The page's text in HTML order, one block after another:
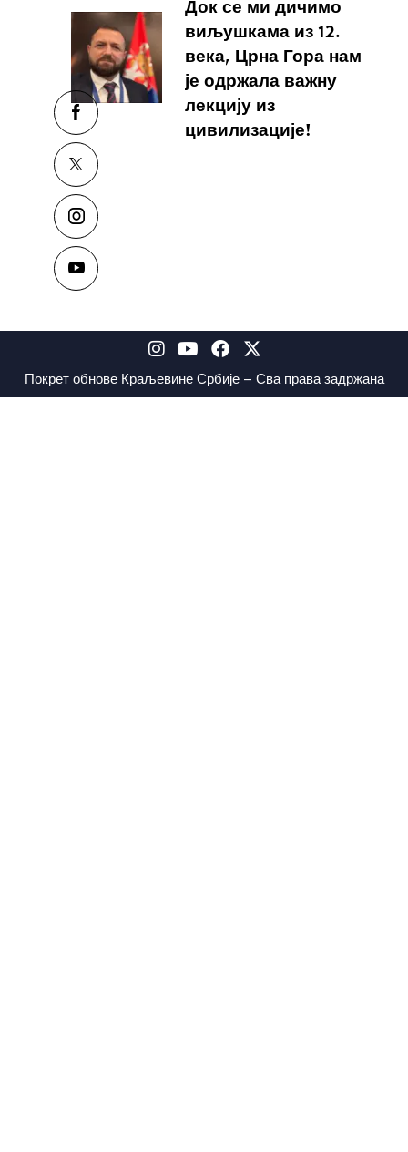
Док се ми дичимо
виљушкама из 12.
века, Црна Гора нам
је одржала важну
лекцију из
цивилизације!
Покрет обнове Краљевине Србије – Сва права задржана